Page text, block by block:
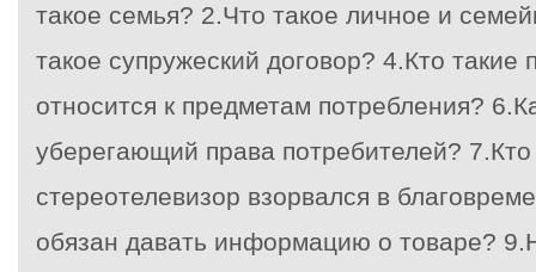
такое семья? 2.Что такое личное и
такое супружеский договор? 4.Кто такие
относится к предметам потребления?
уберегающий права потребителей?
стереотелевизор взорвался в
обязан давать информацию о товаре?